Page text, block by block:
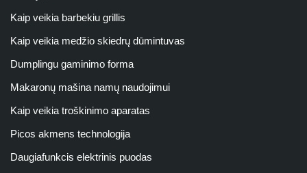
Kaip veikia barbekiu grillis
Kaip veikia medžio skiedrų dūmintuvas
Dumplingu gaminimo forma
Makaronų mašina namų naudojimui
Kaip veikia troškinimo aparatas
Picos akmens technologija
Daugiafunkcis elektrinis puodas